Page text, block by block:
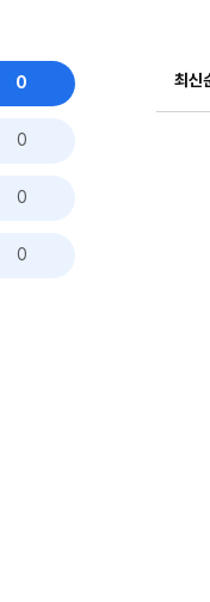
0
0
0
0
최신